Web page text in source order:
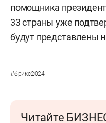
помощника
33 страны уже
будут представлены
#брикс2024
Читайте